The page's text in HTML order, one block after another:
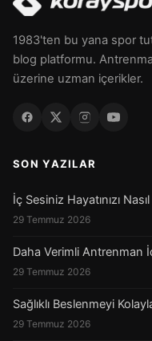
1983'ten bu yana spor
blog platformu.
üzerine uzman içerikler.
SON YAZILAR
İç Sesiniz Hayatınızı
29 Temmuz 2026
Daha Verimli Antrenman
29 Temmuz 2026
Sağlıklı Beslenmeyi
29 Temmuz 2026